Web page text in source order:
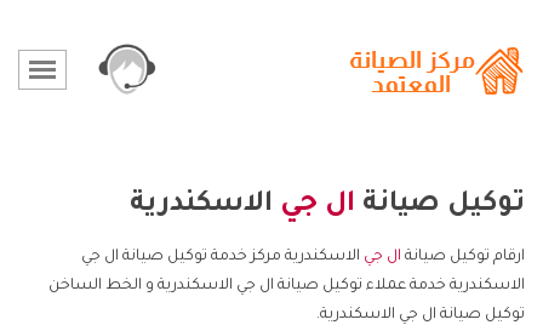
توكيل صيانة ال جي الاسكندرية
ارقام توكيل صيانة ال جي الاسكندرية مركز خدمة توكيل صيانة ال جي
الاسكندرية خدمة عملاء توكيل صيانة ال جي الاسكندرية و الخط الساخن
توكيل صيانة ال جي الاسكندرية.